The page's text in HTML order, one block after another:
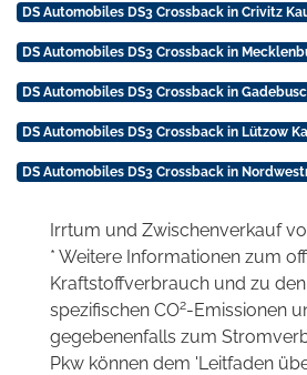
DS Automobiles DS3 Crossback in Crivitz
DS Automobiles DS3 Crossback in
DS Automobiles DS3 Crossback in
DS Automobiles DS3 Crossback in Lützow
DS Automobiles DS3 Crossback in
Irrtum und Zwischenverkauf
* Weitere Informationen zum
Kraftstoffverbrauch und zu
spezifischen CO2-Emissionen
gegebenenfalls zum
Pkw können dem 'Leitfaden